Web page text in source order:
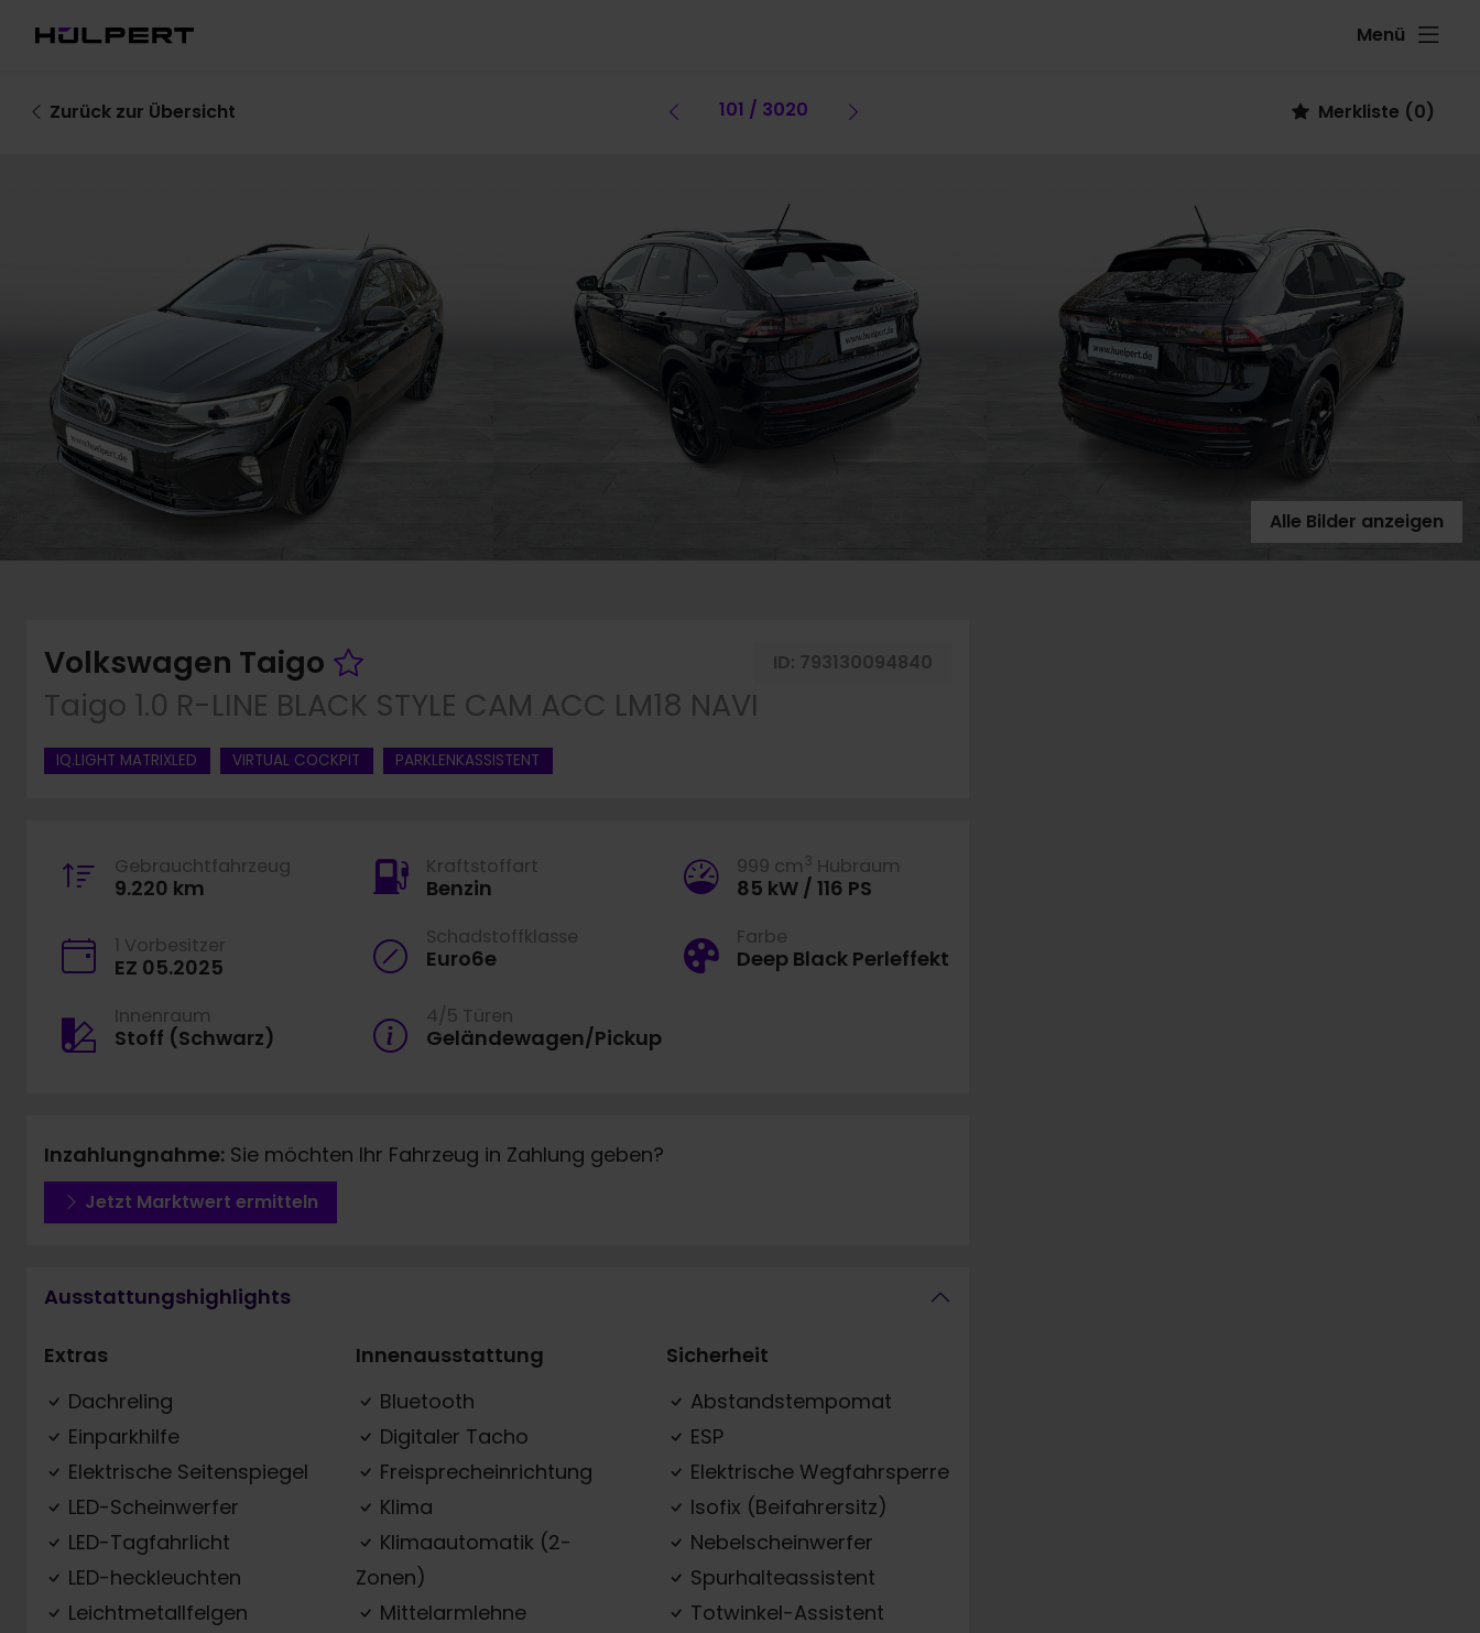
Menü
Zurück zur Übersicht Vorheriges Fahrzeug
101 / 3020 Merkliste (0)
Alle Bilder anzeigen
Volkswagen Taigo Fahrzeug merken ID: 793130094840
Taigo 1.0 R-LINE BLACK STYLE CAM ACC LM18 NAVI
IQ.LIGHT MATRIXLED VIRTUAL COCKPIT PARKLENKASSISTENT
Gebrauchtfahrzeug
9.220 km
Kraftstoffart
Benzin
999 cm 3 Hubraum
85 kW / 116 PS
1 Vorbesitzer
EZ 05.2025
Schadstoffklasse
Euro6e
Farbe
Deep Black Perleffekt
Innenraum
Stoff (Schwarz)
4/5 Türen
Geländewagen/Pickup
Inzahlungnahme: Sie möchten Ihr Fahrzeug in Zahlung geben?
Jetzt Marktwert ermitteln
Ausstattungshighlights
Extras
Dachreling
Einparkhilfe
Elektrische Seitenspiegel
LED-Scheinwerfer
LED-Tagfahrlicht
LED-heckleuchten
Leichtmetallfelgen
Innenausstattung
Bluetooth
Digitaler Tacho
Freisprecheinrichtung
Klima
Klimaautomatik (2-
Zonen)
Mittelarmlehne
Sicherheit
Abstandstempomat
ESP
Elektrische Wegfahrsperre
Isofix (Beifahrersitz)
Nebelscheinwerfer
Spurhalteassistent
Totwinkel-Assistent